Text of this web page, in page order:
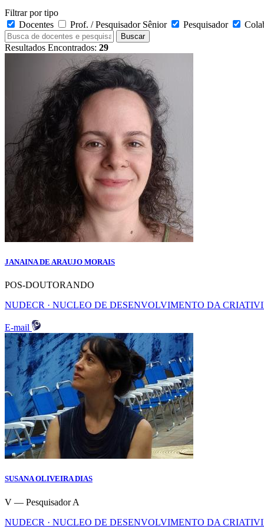
Filtrar por tipo
Docentes
Prof. / Pesquisador Sênior Pesquisador
Buscar
Resultados Encontrados: 29
JANAINA DE ARAUJO MORAIS
POS-DOUTORANDO
NUDECR · NUCLEO DE DESENVOLVIMENTO DA
E-mail
SUSANA OLIVEIRA DIAS
V — Pesquisador A
NUDECR · NUCLEO DE DESENVOLVIMENTO DA